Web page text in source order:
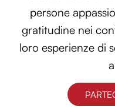
persone
gratitudine nei
loro esperienze di